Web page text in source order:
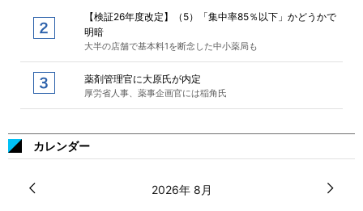
【検証26年度改定】（5）「集中率85％以下」かどうかで
明暗
大半の店舗で基本料1を断念した中小薬局も
薬剤管理官に大原氏が内定
厚労省人事、薬事企画官には稲角氏
カレンダー
2026年 8月